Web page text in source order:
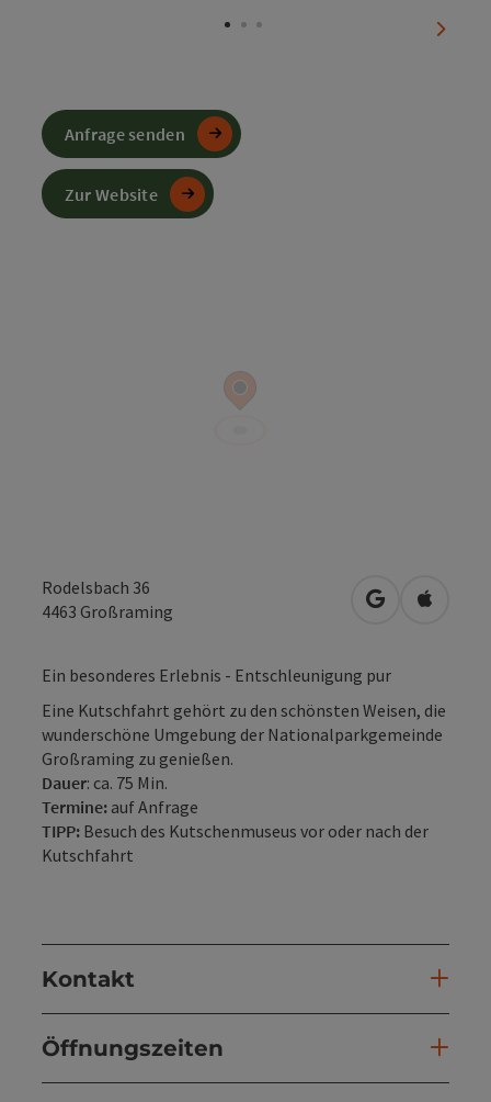
Rodelsbach 36
4463 Großraming in Google
in
Ein besonderes Erlebnis - Entschleunigung pur
Eine Kutschfahrt gehört zu den schönsten Weisen, die
wunderschöne Umgebung der Nationalparkgemeinde
Großraming zu genießen.
Dauer: ca. 75 Min.
Termine: auf Anfrage
TIPP: Besuch des Kutschenmuseus vor oder nach der
Kutschfahrt
Kontakt
Öffnungszeiten
Anfrage senden
Zur Website